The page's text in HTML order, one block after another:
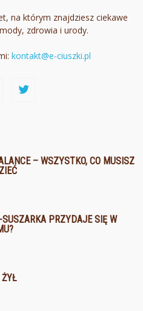
na którym znajdziesz ciekawe
zdrowia i urody.
kontakt@e-ciuszki.pl
– WSZYSTKO, CO MUSISZ
PRZYDAJE SIĘ W